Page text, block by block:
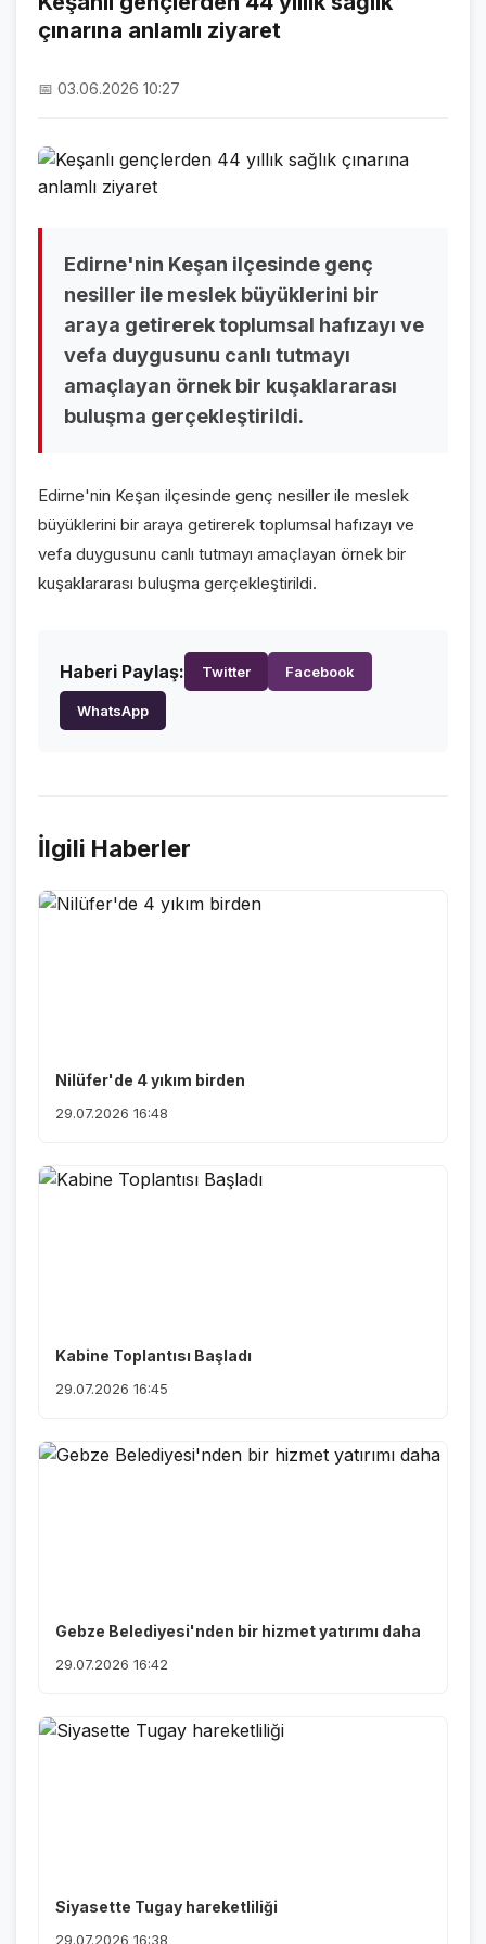
NAMAZ VAKİTLERİ
KRİPTO PARALAR
NÖBETÇİ ECZANELER
SON DAKİKA
VİDEO GALERİ
FOTO GALERİ
GALERİLER
FOTO GALERİ
HAKKIMIZDA
KÜNYE
çınarına anlamlı ziyaret
📅 03.06.2026 10:27
Edirne'nin Keşan ilçesinde genç
nesiller ile meslek büyüklerini bir
araya getirerek toplumsal hafızayı ve
vefa duygusunu canlı tutmayı
amaçlayan örnek bir kuşaklararası
buluşma gerçekleştirildi.
Edirne'nin Keşan ilçesinde genç nesiller ile meslek
büyüklerini bir araya getirerek toplumsal hafızayı ve
vefa duygusunu canlı tutmayı amaçlayan örnek bir
kuşaklararası buluşma gerçekleştirildi.
Haberi Paylaş: Twitter Facebook
WhatsApp
İlgili Haberler
Nilüfer'de 4 yıkım birden
29.07.2026 16:48
Kabine Toplantısı Başladı
29.07.2026 16:45
Gebze Belediyesi'nden bir hizmet yatırımı daha
29.07.2026 16:42
Siyasette Tugay hareketliliği
29.07.2026 16:38